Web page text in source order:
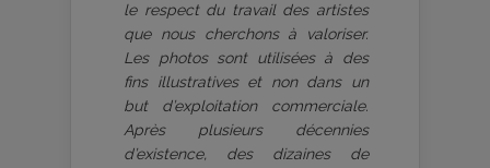
le respect du travail des artistes
que nous cherchons à valoriser.
Les photos sont utilisées à des
fins illustratives et non dans un
but d’exploitation commerciale.
Après plusieurs décennies
d’existence, des dizaines de